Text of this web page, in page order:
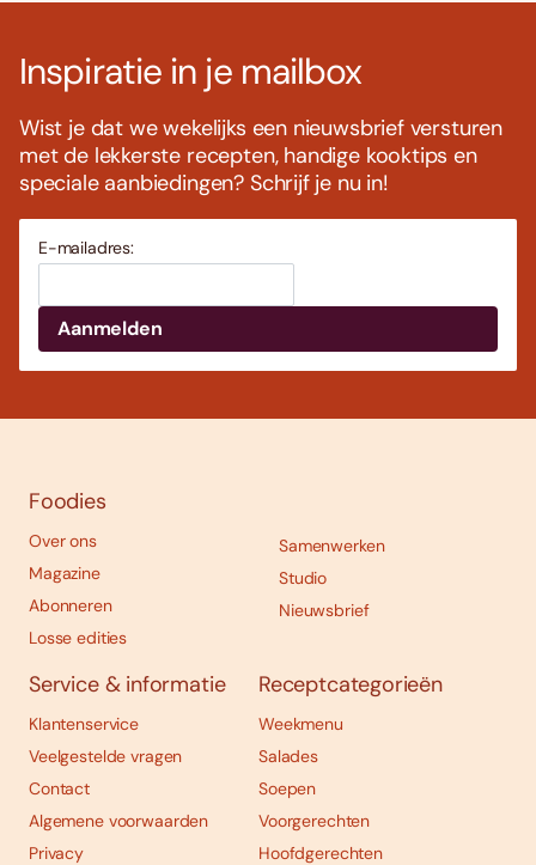
Inspiratie in je mailbox
Wist je dat we wekelijks een nieuwsbrief versturen
met de lekkerste recepten, handige kooktips en
speciale aanbiedingen? Schrijf je nu in!
E-mailadres:
Foodies
Over ons
Magazine
Abonneren
Losse edities
Samenwerken
Studio
Nieuwsbrief
Service & informatie
Klantenservice
Veelgestelde vragen
Contact
Algemene voorwaarden
Privacy
Receptcategorieën
Weekmenu
Salades
Soepen
Voorgerechten
Hoofdgerechten